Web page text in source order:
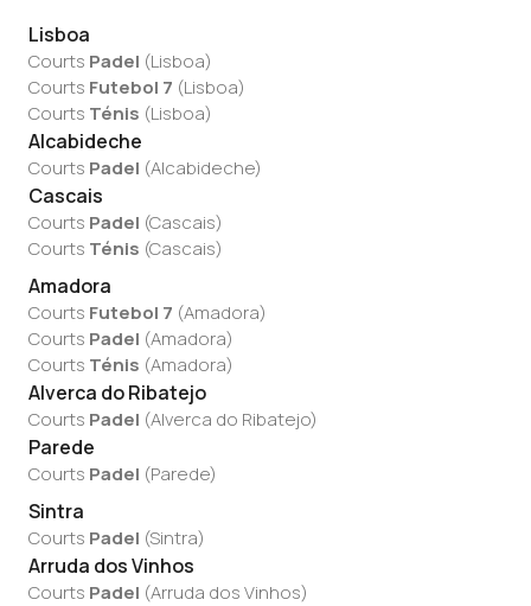
Lisboa
Courts Padel (Lisboa)
Courts Futebol 7 (Lisboa)
Courts Ténis (Lisboa)
Alcabideche
Courts Padel (Alcabideche)
Cascais
Courts Padel (Cascais)
Courts Ténis (Cascais)
Amadora
Courts Futebol 7 (Amadora)
Courts Padel (Amadora)
Courts Ténis (Amadora)
Alverca do Ribatejo
Courts Padel (Alverca do Ribatejo)
Parede
Courts Padel (Parede)
Sintra
Courts Padel (Sintra)
Arruda dos Vinhos
Courts Padel (Arruda dos Vinhos)